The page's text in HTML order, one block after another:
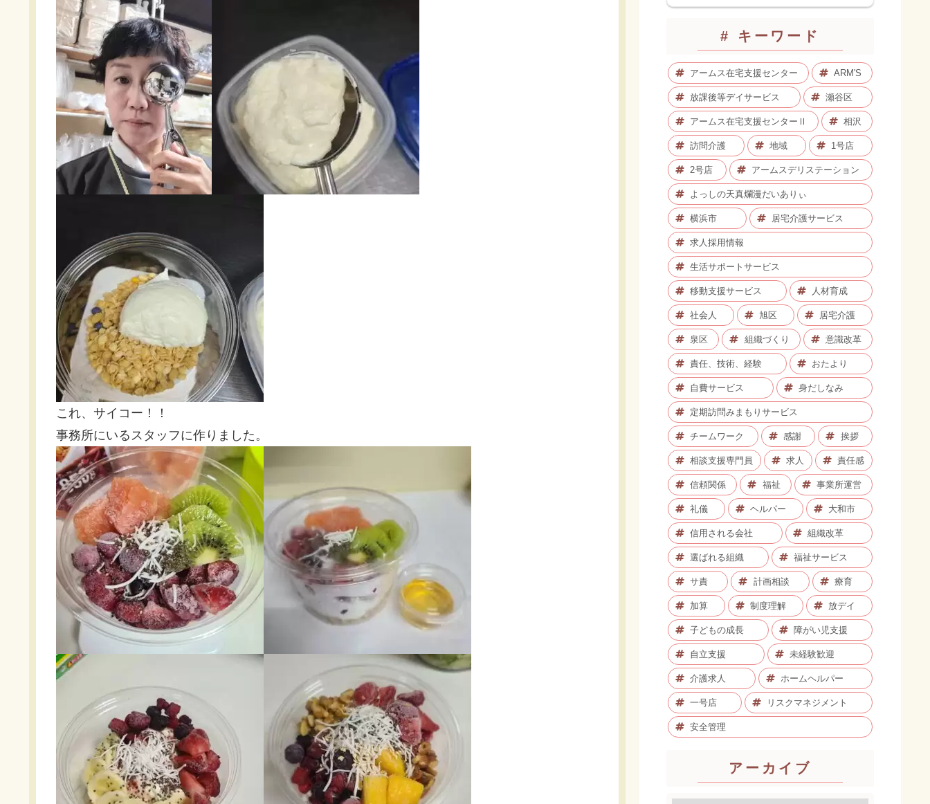
これ、サイコー！！
事務所にいるスタッフに作りました。
# キーワード
アームス在宅支援センター ARM'S
放課後等デイサービス 瀬谷区
アームス在宅支援センターⅡ 相沢
訪問介護 地域 1号店
2号店 アームスデリステーション
よっしの天真爛漫だいありぃ
横浜市 居宅介護サービス
求人採用情報
生活サポートサービス
移動支援サービス 人材育成
社会人 旭区 居宅介護
泉区 組織づくり 意識改革
責任、技術、経験 おたより
自費サービス 身だしなみ
定期訪問みまもりサービス
チームワーク 感謝 挨拶
相談支援専門員 求人 責任感
信頼関係 福祉 事業所運営
礼儀 ヘルパー 大和市
信用される会社 組織改革
選ばれる組織 福祉サービス
サ責 計画相談 療育
加算 制度理解 放デイ
子どもの成長 障がい児支援
自立支援 未経験歓迎
介護求人 ホームヘルパー
一号店 リスクマネジメント
安全管理
アーカイブ